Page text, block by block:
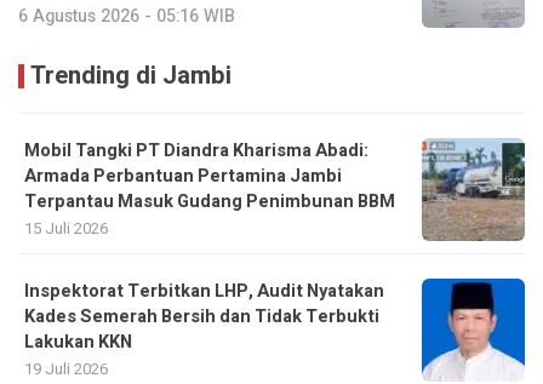
6 Agustus 2026 - 05:16 WIB
Trending di Jambi
Mobil Tangki PT Diandra Kharisma Abadi:
Armada Perbantuan Pertamina Jambi
Terpantau Masuk Gudang Penimbunan BBM
15 Juli 2026
Inspektorat Terbitkan LHP, Audit Nyatakan
Kades Semerah Bersih dan Tidak Terbukti
Lakukan KKN
19 Juli 2026